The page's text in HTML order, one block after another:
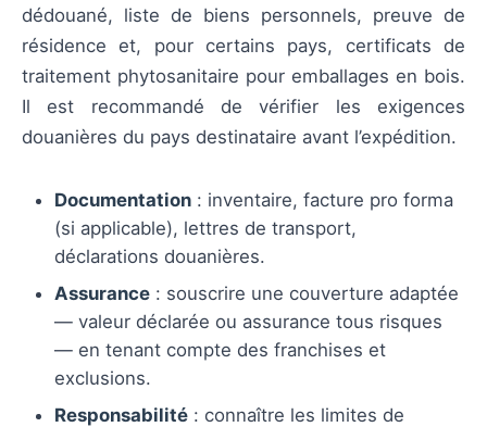
dédouané, liste de biens personnels, preuve de
résidence et, pour certains pays, certificats de
traitement phytosanitaire pour emballages en bois.
Il est recommandé de vérifier les exigences
douanières du pays destinataire avant l’expédition.
Documentation : inventaire, facture pro forma
(si applicable), lettres de transport,
déclarations douanières.
Assurance : souscrire une couverture adaptée
— valeur déclarée ou assurance tous risques
— en tenant compte des franchises et
exclusions.
Responsabilité : connaître les limites de